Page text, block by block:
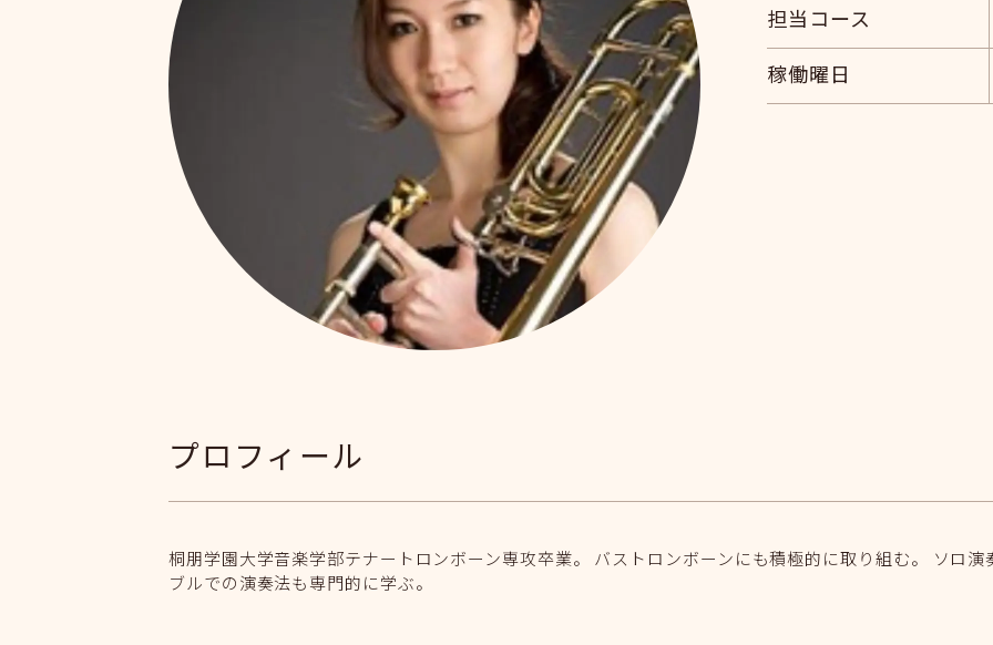
担当コース
稼働曜日
プロフィール
桐朋学園大学音楽学部テナートロンボーン専攻卒業。 バストロンボーンにも積極的に取り組む。 ソロ
ブルでの演奏法も専門的に学ぶ。